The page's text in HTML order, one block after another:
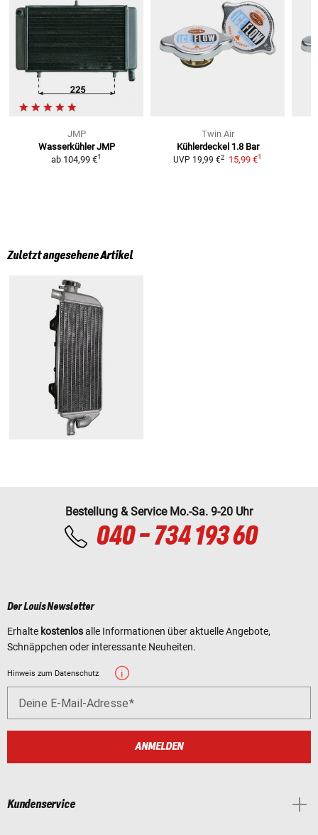
JMP
Wasserkühler JMP
ab 104,99 €1
Twin Air
Kühlerdeckel 1.8 Bar
UVP 19,99 €2 15,99 €1
Zuletzt angesehene Artikel
Bestellung & Service Mo.-Sa. 9-20 Uhr
040 - 734 193 60
Der Louis Newsletter
Erhalte kostenlosalle Informationen über aktuelle Angebote,
Schnäppchen oder interessante Neuheiten.
Hinweis zum Datenschutz
Deine E-Mail-Adresse
ANMELDEN
Kundenservice